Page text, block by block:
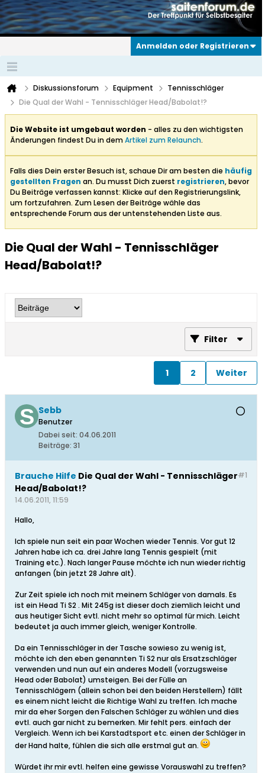
Anmelden oder Registrieren
Diskussionsforum Equipment
Tennisschläger
Die Qual der Wahl - Tennisschläger Head/Babolat!?
Die Website ist umgebaut worden - alles zu den wichtigsten
Änderungen findest Du in demArtikel zum Relaunch.
Falls dies Dein erster Besuch ist, schaue Dir am besten die häufig
gestellten Fragen an. Du musst Dich zuerst registrieren, bevor
Du Beiträge verfassen kannst: Klicke auf den Registrierungslink,
um fortzufahren. Zum Lesen der Beiträge wähle das
entsprechende Forum aus der untenstehenden Liste aus.
Die Qual der Wahl - Tennisschläger
Head/Babolat!?
Filter
1 2 Weiter
Sebb
Benutzer
Dabei seit: 04.06.2011
Beiträge: 31
#1
Brauche Hilfe Die Qual der Wahl - Tennisschläger
Head/Babolat!?
14.06.2011, 11:59
Hallo,
Ich spiele nun seit ein paar Wochen wieder Tennis. Vor gut 12
Jahren habe ich ca. drei Jahre lang Tennis gespielt (mit
Training etc.). Nach langer Pause möchte ich nun wieder richtig
anfangen (bin jetzt 28 Jahre alt).
Zur Zeit spiele ich noch mit meinem Schläger von damals. Es
ist ein Head Ti S2 . Mit 245g ist dieser doch ziemlich leicht und
aus heutiger Sicht evtl. nicht mehr so optimal für mich. Leicht
bedeutet ja auch immer gleich, weniger Kontrolle.
Da ein Tennisschläger in der Tasche sowieso zu wenig ist,
möchte ich den eben genannten Ti S2 nur als Ersatzschläger
verwenden und nun auf ein anderes Modell (vorzugsweise
Head oder Babolat) umsteigen. Bei der Fülle an
Tennisschlägern (allein schon bei den beiden Herstellern) fällt
es einem nicht leicht die Richtige Wahl zu treffen. Ich mache
mir da eher Sorgen den Falschen Schläger zu wählen und dies
evtl. auch gar nicht zu bemerken. Mir fehlt pers. einfach der
Vergleich. Wenn ich bei Karstadtsport etc. einen der Schläger in
der Hand halte, fühlen die sich alle erstmal gut an.
Würdet ihr mir evtl. helfen eine gewisse Vorauswahl zu treffen?